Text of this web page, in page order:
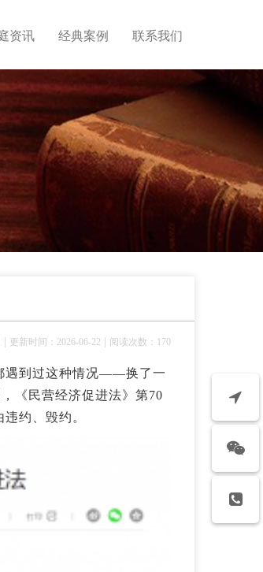
资讯 经典案例 联系我们
更新时间：2026-06-22 阅读次数：170
遇到过这种情况——换了一
《民营经济促进法》第70
约、毁约。